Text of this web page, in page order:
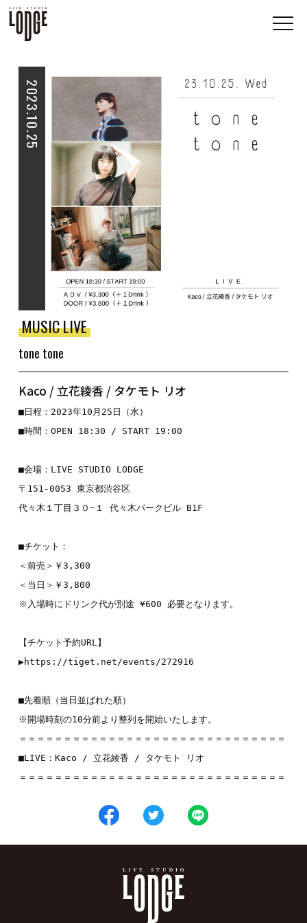
2023.10.25
MUSIC LIVE
tone tone
Kaco / 立花綾香 / タケモト リオ
■日程：2023年10月25日（水）
■時間：OPEN 18:30 / START 19:00
■会場：LIVE STUDIO LODGE
〒151-0053 東京都渋谷区
代々木１丁目３０−１ 代々木パークビル B1F
■チケット：
＜前売＞￥3,300
＜当日＞￥3,800
※入場時にドリンク代が別途 ¥600 必要となります。
【チケット予約URL】
▶︎https://tiget.net/events/272916
■先着順（当日並ばれた順）
※開場時刻の10分前より整列を開始いたします。
＝＝＝＝＝＝＝＝＝＝＝＝＝＝＝＝＝＝＝＝＝＝＝＝＝＝＝＝＝＝
■LIVE： Kaco / 立花綾香 / タケモト リオ
＝＝＝＝＝＝＝＝＝＝＝＝＝＝＝＝＝＝＝＝＝＝＝＝＝＝＝＝＝＝